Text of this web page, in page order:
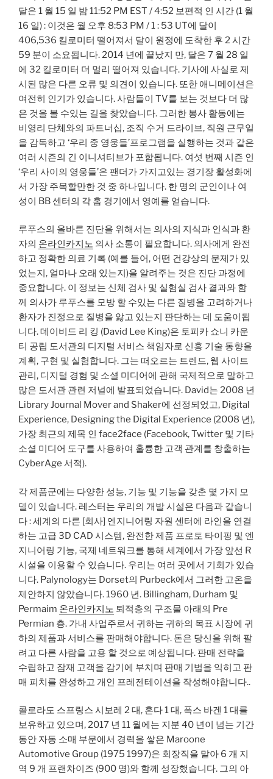
달은 1 월 15 일 밤 11:52 PM EST / 4:52 보편적 인 시간 (1 월
16 일) : 이것은 월 오후 8:53 PM / 1 : 53 UT에 달이
406,536 킬로미터 떨어져서 달이 원정에 도착한 후 2 시간
59 분이 소요됩니다. 2014 년에 끝났지 만, 달은 7 월 28 일
에 32 킬로미터 더 멀리 떨어져 있습니다. 기사에 사실로 제
시된 많은 다른 오류 및 의견이 있습니다. 또한 애니메이션은
여전히 ​​인기가 있습니다. 사람들이 TV를 보는 것보다 더 많
은 것을 볼 수있는 길을 찾았습니다. 그러한 봉사 활동에는
비영리 단체와의 파트너십, 조직 수거 드라이브, 직원 근무일
을 감독하고 ‘우리 중 영웅들’프로그램을 실행하는 것과 같은
여러 시즌의 긴 이니셔티브가 포함됩니다. 여섯 번째 시즌 인
‘우리 사이의 영웅들’은 팬더가 가지고있는 경기장 활성화에
서 가장 주목할만한 것 중 하나입니다. 한 명의 군인이나 여
성이 BB 센터의 각 홈 경기에서 영예를 얻습니다.
루푸스의 올바른 진단을 위해서는 의사의 지식과 인식과 환
자의 온라인카지노 의사 소통이 필요합니다. 의사에게 완전
하고 정확한 의료 기록 (예를 들어, 어떤 건강상의 문제가 있
었는지, 얼마나 오래 있는지)을 알려주는 것은 진단 과정에
중요합니다. 이 정보는 신체 검사 및 실험실 검사 결과와 함
께 의사가 루푸스를 모방 할 수있는 다른 질병을 고려하거나
환자가 진정으로 질병을 앓고 있는지 판단하는 데 도움이됩
니다. 데이비드 리 킹 (David Lee King)은 토피카 쇼니 카운
티 공립 도서관의 디지털 서비스 책임자로 신흥 기술 동향을
계획, 구현 및 실험합니다. 그는 떠오르는 트렌드, 웹 사이트
관리, 디지털 경험 및 소셜 미디어에 관해 국제적으로 말하고
많은 도서관 관련 저널에 발표되었습니다. David는 2008 년
Library Journal Mover and Shaker에 선정되었고, Digital
Experience, Designing the Digital Experience (2008 년),
가장 최근의 제목 인 face2face (Facebook, Twitter 및 기타
소셜 미디어 도구를 사용하여 훌륭한 고객 관계를 창출하는
CyberAge 서적).
각 제품군에는 다양한 성능, 기능 및 기능을 갖춘 몇 가지 모
델이 있습니다. 레스터는 우리의 개발 시설은 다음과 같습니
다 : 세계의 다른 [회사] 엔지니어링 자원 센터에 라인을 연결
하는 고급 3D CAD 시스템, 완전한 제품 프로토 타이핑 및 엔
지니어링 기능, 국제 네트워크를 통해 세계에서 가장 앞선 R
시설을 이용할 수 있습니다. 우리는 여러 곳에서 기회가 있습
니다. Palynology는 Dorset의 Purbeck에서 그러한 고온을
제안하지 않았습니다. 1960 년. Billingham, Durham 및
Permaim 온라인카지노 퇴적층의 구조물 아래의 Pre
Permian 층. 가내 사업주로서 귀하는 귀하의 목표 시장에 귀
하의 제품과 서비스를 판매해야합니다. 돈은 당신을 위해 팔
려고 다른 사람을 고용 할 것으로 예상됩니다. 판매 전략을
수립하고 잠재 고객을 감기에 부치며 판매 기법을 익히고 판
매 피치를 완성하고 개인 프레젠테이션을 작성해야합니다..
콜로라도 스프링스 시보레 2 대, 혼다 1 대, 폭스 바겐 1 대를
보유하고 있으며, 2017 년 11 월에는 지분 40 년이 넘는 기간
동안 자동 소매 부문에서 경력을 쌓은 Maroone
Automotive Group (1975 1997)은 회장직을 맡아 6 개 지
역 9 개 프랜차이즈 (900 명)와 함께 성장했습니다. 그의 아